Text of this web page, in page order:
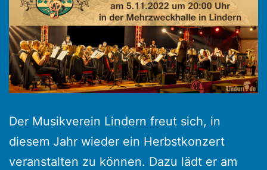
Der Musikverein Lindern freut sich, in
diesem Jahr wieder ein Herbstkonzert
veranstalten zu können. Dazu lädt er am